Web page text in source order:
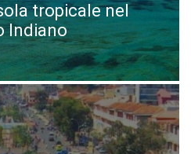
tropicale nel
Indiano